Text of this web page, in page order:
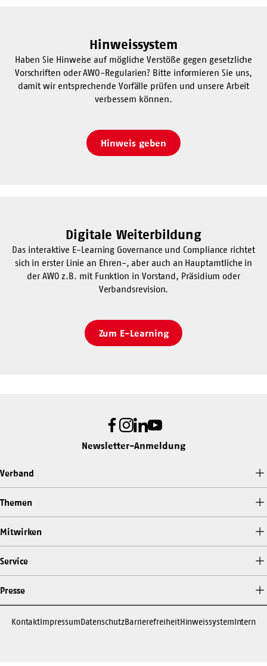
Hinweissystem
Haben Sie Hinweise auf mögliche Verstöße gegen gesetzliche
Vorschriften oder AWO-Regularien? Bitte informieren Sie uns,
damit wir entsprechende Vorfälle prüfen und unsere Arbeit
verbessern können.
Hinweis geben
Digitale Weiterbildung
Das interaktive E-Learning Governance und Compliance richtet
sich in erster Linie an Ehren-, aber auch an Hauptamtliche in
der AWO z.B. mit Funktion in Vorstand, Präsidium oder
Verbandsrevision.
Zum E-Learning
Facebook
Instagram
LinkedIn
Youtube
Newsletter-Anmeldung
Verband
Themen
Mitwirken
Service
Presse
KontaktImpressumDatenschutzBarrierefreiheitHinweissystemIntern